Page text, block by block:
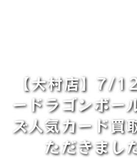
【大村店】7/
ードラゴンボー
ズ人気カード買
ただきまし